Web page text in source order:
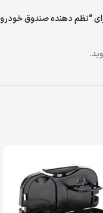
“نظم دهنده صندوق خودرو